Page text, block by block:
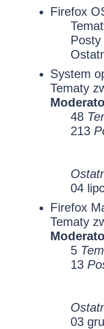
Firefox
Posty
System
Tematy
48
213
04
Firefox
Tematy
5
13
03